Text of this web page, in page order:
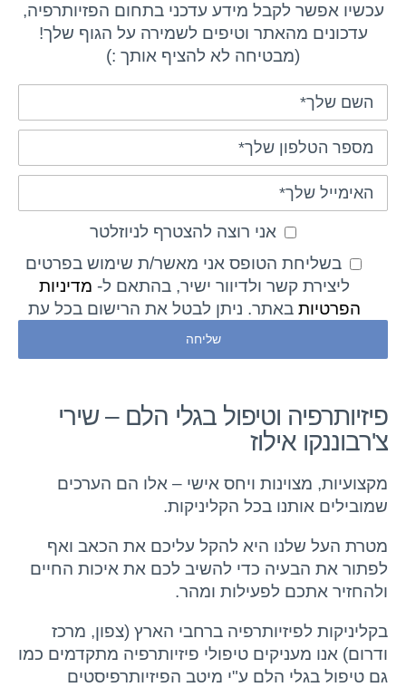
עכשיו אפשר לקבל מידע עדכני בתחום הפזיותרפיה,
עדכונים מהאתר וטיפים לשמירה על הגוף שלך!
(מבטיחה לא להציף אותך :)
אני רוצה להצטרף לניוזלטר
בשליחת הטופס אני מאשר/ת שימוש בפרטים
ליצירת קשר ולדיוור ישיר, בהתאם ל- מדיניות
הפרטיות באתר. ניתן לבטל את הרישום בכל עת
פיזיותרפיה וטיפול בגלי הלם – שירי
צ'רבוננקו אילוז
מקצועיות, מצוינות ויחס אישי – אלו הם הערכים
שמובילים אותנו בכל הקליניקות.
מטרת העל שלנו היא להקל עליכם את הכאב ואף
לפתור את הבעיה כדי להשיב לכם את איכות החיים
ולהחזיר אתכם לפעילות ומהר.
בקליניקות לפיזיותרפיה ברחבי הארץ (צפון, מרכז
ודרום) אנו מעניקים טיפולי פיזיותרפיה מתקדמים כמו
גם טיפול בגלי הלם ע"י מיטב הפיזיותרפיסטים